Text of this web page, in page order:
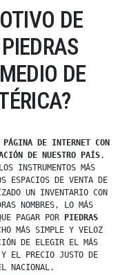
DE
DE
PÁGINA DE INTERNET CON
DE NUESTRO PAÍS.
INSTRUMENTOS MÁS
ESPACIOS DE VENTA DE
UN INVENTARIO CON
NOMBRES, LO MÁS
PAGAR POR
PIEDRAS
MÁS SIMPLE Y VELOZ
DE ELEGIR EL MÁS
EL PRECIO JUSTO DE
NACIONAL.